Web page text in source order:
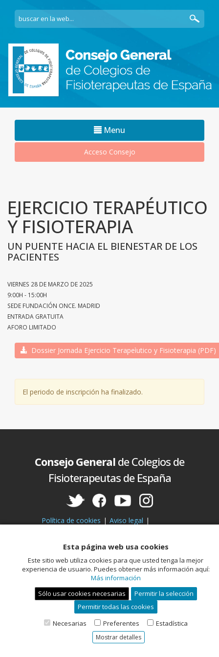
Navegacion
movil
Menu
Acceso Consejo
EJERCICIO TERAPÉUTICO
Y FISIOTERAPIA
UN PUENTE HACIA EL BIENESTAR DE LOS
PACIENTES
VIERNES 28 DE MARZO DE 2025
9:00H - 15:00H
SEDE FUNDACIÓN ONCE. MADRID
ENTRADA GRATUITA
AFORO LIMITADO
Dossier Jornada Ejercicio Terapeìutico y Fisioterapia (PDF)
El periodo de inscripción ha finalizado.
Consejo General de Colegios de
Fisioterapeutas de España
Política de cookies
Aviso legal
Miembro de la Unión Profesional
Desarrolla ViaFisio, S.L. -www.viafisio.com
Esta página web usa cookies
Este sitio web utiliza cookies para que usted tenga la mejor
experiencia de usuario. Puedes obtener más información aquí:
Más información
Sólo usar cookies necesarias
Permitir la selección
Permitir todas las cookies
Necesarias
Preferentes Estadística
Mostrar detalles